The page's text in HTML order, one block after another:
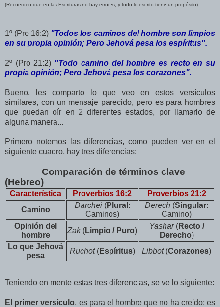
(Recuerden que en las Escrituras no hay errores, y todo lo escrito tiene un propósito)
1º (Pro 16:2) "Todos los caminos del hombre son limpios
en su propia opinión; Pero Jehová pesa los espíritus".
2º (Pro 21:2) "Todo camino del hombre es recto en su
propia opinión; Pero Jehová pesa los corazones".
Bueno, les comparto lo que veo en estos versículos
similares, con un mensaje parecido, pero es para hombres
que puedan oír en 2 diferentes estados, por llamarlo de
alguna manera...
Primero notemos las diferencias, como pueden ver en el
siguiente cuadro, hay tres diferencias:
Comparación de términos clave
(Hebreo)
Característica Proverbios 16:2
Proverbios 21:2
Camino
Darchei(Plural :
Caminos)
Derech (Singular:
Camino)
Opinión del
hombre
Zak(Limpio / Puro)
Yashar(Recto /
Derecho)
Lo que Jehová
pesa
Ruchot(Espíritus) Libbot(Corazones)
Teniendo en mente estas tres diferencias, se ve lo siguiente:
El primer versículo, es para el hombre que no ha creído; es